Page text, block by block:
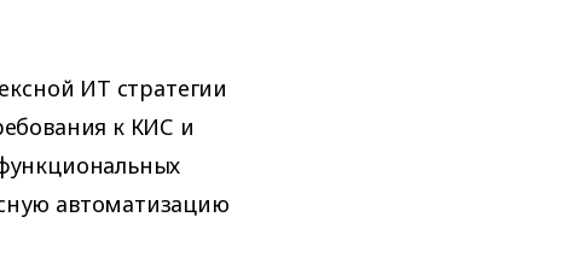
ИТ стратегии
к КИС и
автоматизацию